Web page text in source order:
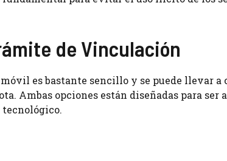
de Vinculación
es bastante sencillo y se puede llevar a
Ambas opciones están diseñadas para ser